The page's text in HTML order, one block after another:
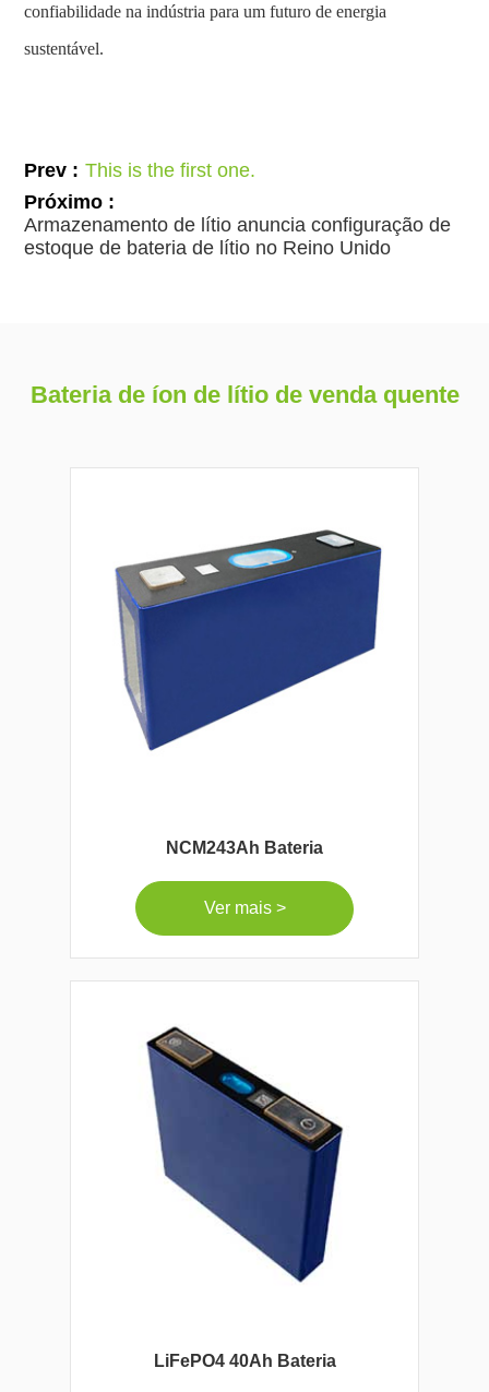
confiabilidade na indústria para um futuro de energia
sustentável.
Prev : This is the first one.
Próximo :
Armazenamento de lítio anuncia configuração de
estoque de bateria de lítio no Reino Unido
Bateria de íon de lítio de venda quente
NCM243Ah Bateria
Ver mais >
LiFePO4 40Ah Bateria